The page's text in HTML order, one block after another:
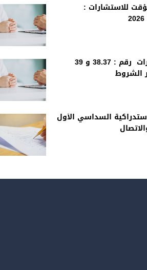
للاستشارات :
الاعلان عن الاستشارات رقم : 38.37 و 39
السداسي الأول